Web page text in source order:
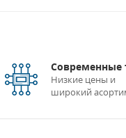
Современные
Низкие цены и
широкий